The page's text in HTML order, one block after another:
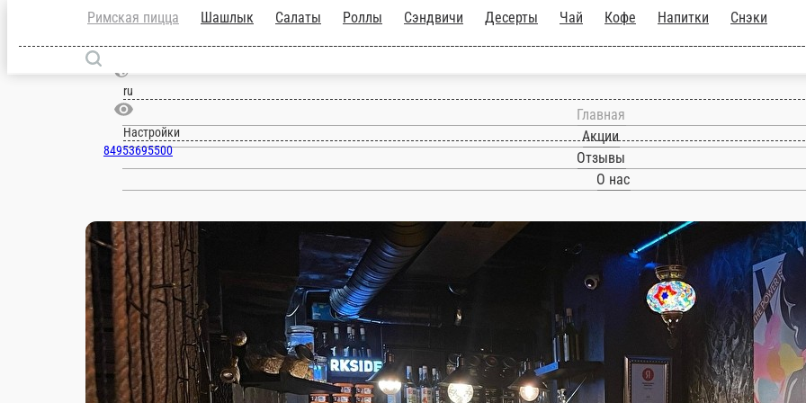
Москва
ru
Настройки
84953695500
Главная
Акции
Отзывы
О нас
Римская пицца Шашлык Салаты Роллы Сэндвичи Десерты Чай Кофе Напитки